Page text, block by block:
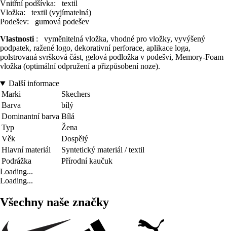
Vnitřní podšívka: textil
Vložka: textil (vyjímatelná)
Podešev: gumová podešev
Vlastnosti : vyměnitelná vložka, vhodné pro vložky, vyvýšený
podpatek, ražené logo, dekorativní perforace, aplikace loga,
polstrovaná svršková část, gelová podložka v podešvi, Memory-Foam
vložka (optimální odpružení a přizpůsobení noze).
Další informace
Marki
Skechers
Barva
bílý
Dominantní barva Bílá
Typ
Žena
Věk
Dospělý
Hlavní materiál
Syntetický materiál / textil
Podrážka
Přírodní kaučuk
Loading...
Loading...
Všechny naše značky